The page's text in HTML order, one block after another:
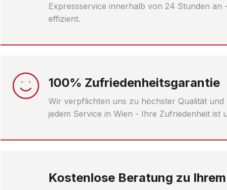
Expressservice innerhalb von 24 Stunden an
effizient.
100% Zufriedenheitsgarantie
Wir verpflichten uns zu höchster Qualität und
jedem Service in Wien - Ihre Zufriedenheit ist
Kostenlose Beratung zu